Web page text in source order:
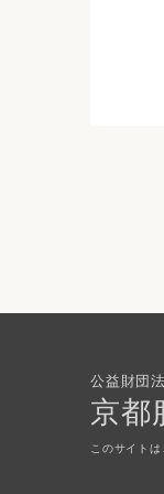
公益財団
京都
このサイト